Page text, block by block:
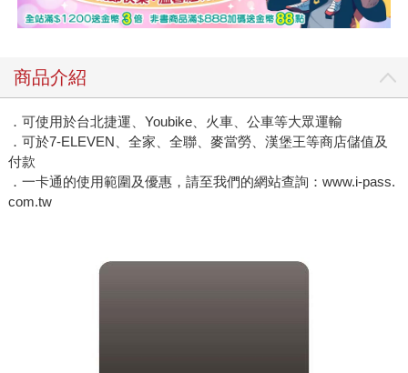
商品介紹
．可使用於台北捷運、Youbike、火車、公車等大眾運輸
．可於7-ELEVEN、全家、全聯、麥當勞、漢堡王等商店儲值及
付款
．一卡通的使用範圍及優惠，請至我們的網站查詢：www.i-pass.
com.tw